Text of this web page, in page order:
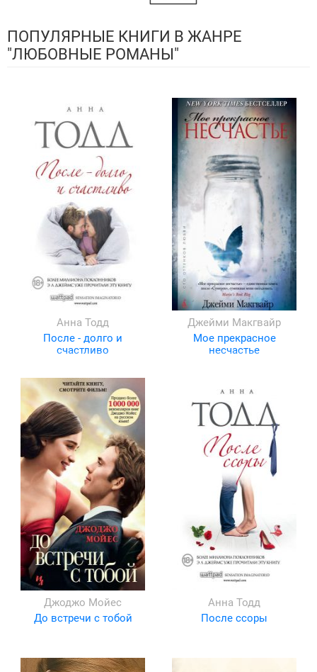
ПОПУЛЯРНЫЕ КНИГИ В ЖАНРЕ
"ЛЮБОВНЫЕ РОМАНЫ"
Анна Тодд
После - долго и
счастливо
Джейми Макгвайр
Мое прекрасное
несчастье
Джоджо Мойес
До встречи с тобой
Анна Тодд
После ссоры